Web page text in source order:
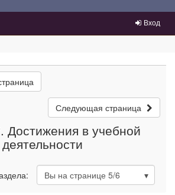
Вход
Следующая страница
Достижения в учебной
деятельности
Вы на странице 5/6